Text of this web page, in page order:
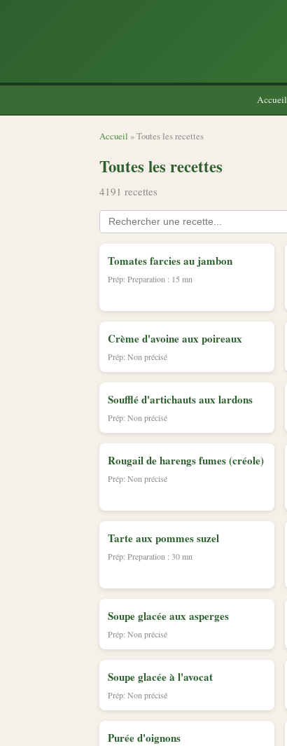
Accueil
Accueil » Toutes les recettes
Toutes les recettes
4191 recettes
Tomates farcies au jambon
Prép: Preparation : 15 mn
Crème d'avoine aux poireaux
Prép: Non précisé
Soufflé d'artichauts aux lardons
Prép: Non précisé
Rougail de harengs fumes (créole)
Prép: Non précisé
Tarte aux pommes suzel
Prép: Preparation : 30 mn
Soupe glacée aux asperges
Prép: Non précisé
Soupe glacée à l'avocat
Prép: Non précisé
Purée d'oignons